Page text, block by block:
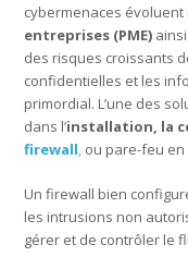
cybermenaces
entreprises (PME)
des risques croissants
confidentielles et les
primordial. L’une des
dans l’installation, la
firewall, ou pare-feu en
Un firewall bien
les intrusions non
gérer et de contrôler le